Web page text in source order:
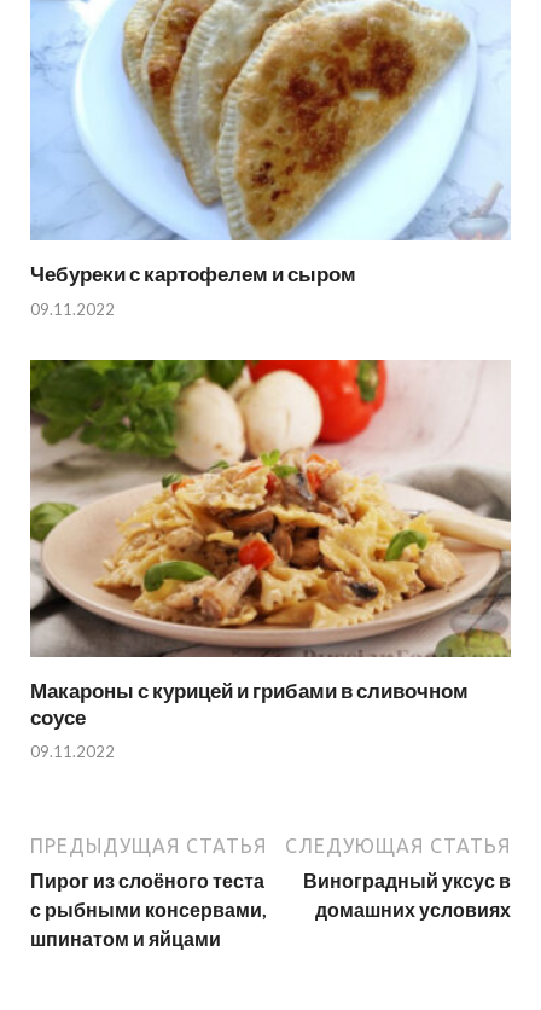
Чебуреки с картофелем и сыром
09.11.2022
Макароны с курицей и грибами в сливочном
соусе
09.11.2022
ПРЕДЫДУЩАЯ СТАТЬЯ
Пирог из слоёного теста
с рыбными консервами,
шпинатом и яйцами
СЛЕДУЮЩАЯ СТАТЬЯ
Виноградный уксус в
домашних условиях